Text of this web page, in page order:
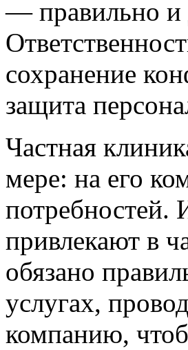
— правильно и
сохранение
защита
Частная
мере: на его
потребностей.
привлекают в
обязано
услугах,
компанию,